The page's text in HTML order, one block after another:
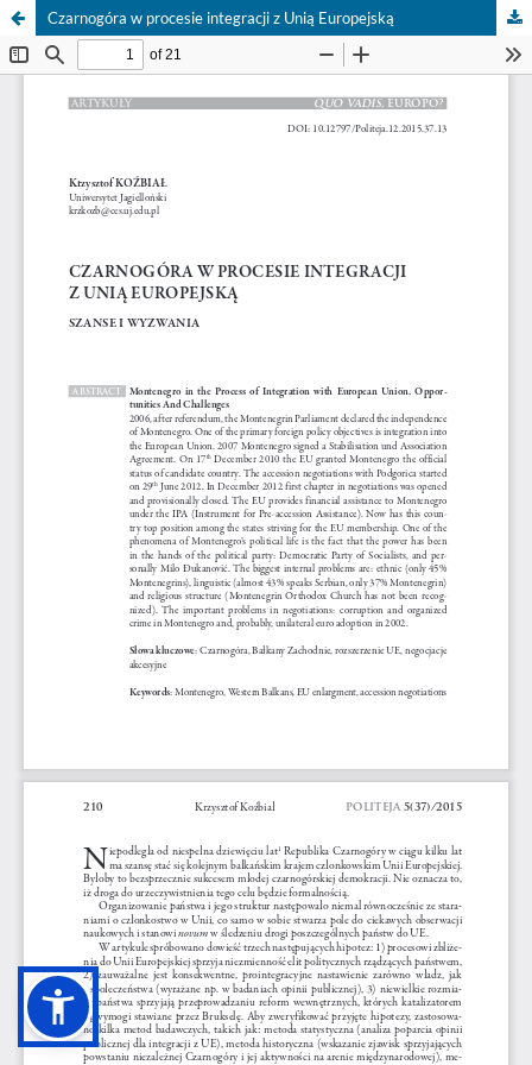
Czarnogóra w procesie integracji z Unią Europejską